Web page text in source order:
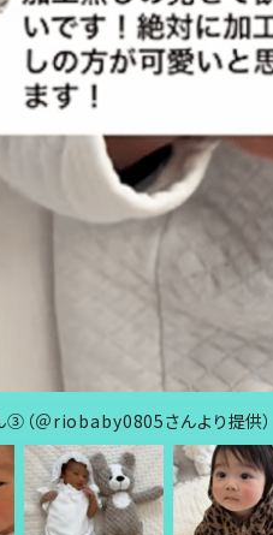
③（＠riobaby0805さんより提供）